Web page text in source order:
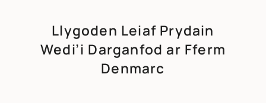
Llygoden Leiaf Prydain
Wedi’i Darganfod ar Fferm
Denmarc